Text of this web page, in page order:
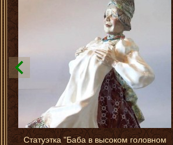
Статуэтка "Баба в высоком головном